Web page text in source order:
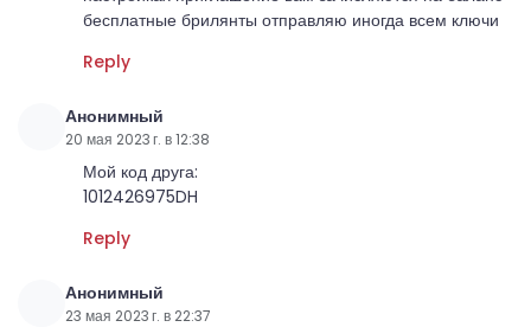
бесплатные брилянты отправляю иногда всем ключи
Reply
Анонимный
20 мая 2023 г. в 12:38
Мой код друга:
1012426975DH
Reply
Анонимный
23 мая 2023 г. в 22:37